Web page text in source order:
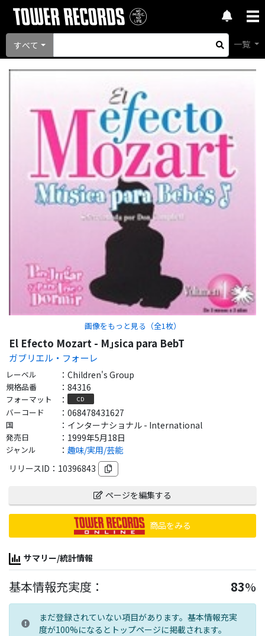
すべて 一覧
画像をもっと見る（全1枚）
El Efecto Mozart - M｣sica para BebT
ガブリエル・フォーレ
レーベル ： Children's Group
規格品番 ： 84316
フォーマット ： CD
バーコード ： 068478431627
国 ： インターナショナル - International
発売日 ： 1999年5月18日
ジャンル ： 趣味/実用/芸能
リリースID： 10396843
ページを編集する
商品をみる
サマリー/統計情報
基本情報充実度： 83%
まだ登録されていない項目があります。基本情報充実
度が100%になるとトップページに掲載されます。